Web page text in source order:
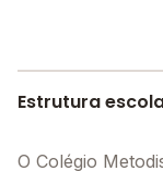
As instalações
Salas de aula
Estrutura
O Colégio